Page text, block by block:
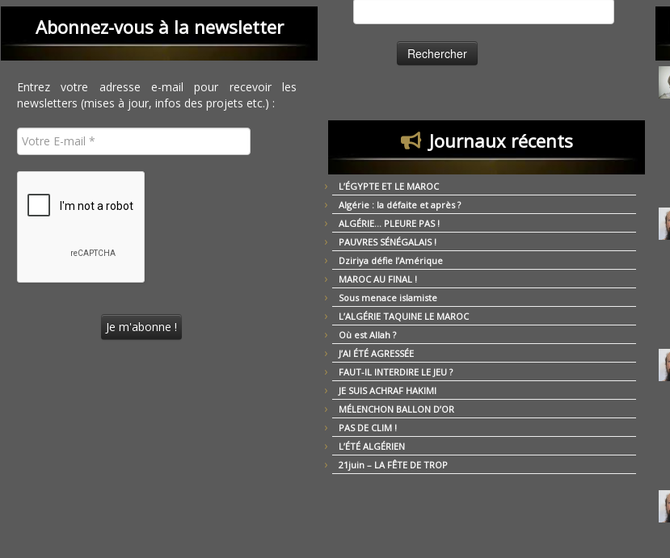
Abonnez-vous à la newsletter
Entrez votre adresse e-mail pour recevoir les
newsletters (mises à jour, infos des projets etc.) :
Journaux récents
L’ÉGYPTE ET LE MAROC
Algérie : la défaite et après ?
ALGÉRIE… PLEURE PAS !
PAUVRES SÉNÉGALAIS !
Dziriya défie l’Amérique
MAROC AU FINAL !
Sous menace islamiste
L’ALGÉRIE TAQUINE LE MAROC
Où est Allah ?
J’AI ÉTÉ AGRESSÉE
FAUT-IL INTERDIRE LE JEU ?
JE SUIS ACHRAF HAKIMI
MÉLENCHON BALLON D’OR
PAS DE CLIM !
L’ÉTÉ ALGÉRIEN
21juin – LA FÊTE DE TROP